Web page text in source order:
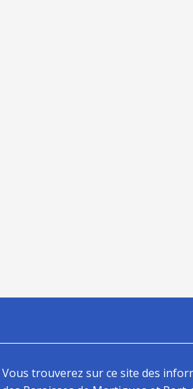
Vous trouverez sur ce site des